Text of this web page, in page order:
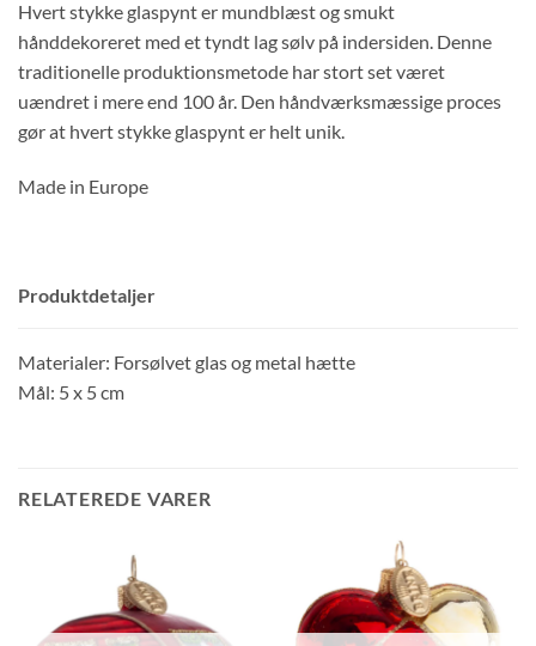
Hvert stykke glaspynt er mundblæst og smukt
hånddekoreret med et tyndt lag sølv på indersiden. Denne
traditionelle produktionsmetode har stort set været
uændret i mere end 100 år. Den håndværksmæssige proces
gør at hvert stykke glaspynt er helt unik.
Made in Europe
Produktdetaljer
Materialer: Forsølvet glas og metal hætte
Mål: 5 x 5 cm
RELATEREDE VARER